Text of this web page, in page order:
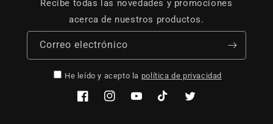
Recibe todas las novedades y promociones
acerca de nuestros productos.
Correo electrónico
He leído y acepto la política de privacidad
FacebookInstagramYouTubeTikTok Twitter